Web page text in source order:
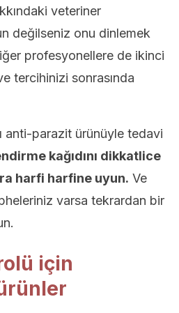
veteriner
değilseniz onu dinlemek
profesyonellere de ikinci
tercihinizi sonrasında
anti-parazit ürünüyle tedavi
kağıdını dikkatlice
harfi harfine uyun. Ve
varsa tekrardan bir
için